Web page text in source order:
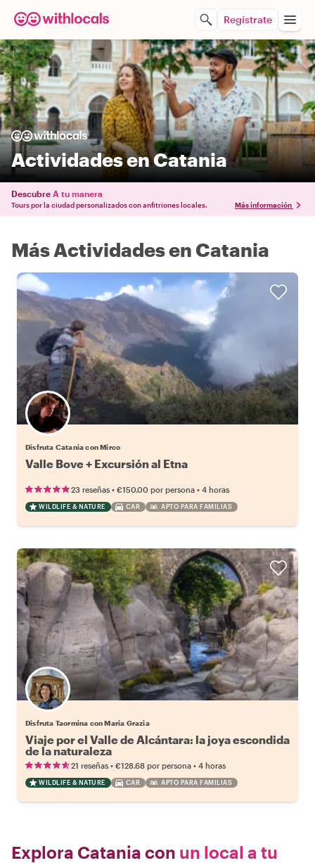
Regístrate
Actividades en Catania
Descubre A tu manera
Tours por la ciudad personalizados con anfitriones locales. Más información
Más Actividades en Catania
Disfruta Catania con Mirco
Valle Bove + Excursión al Etna
23 reseñas • €150.00 por persona • 4 horas
WILDLIFE & NATURE CAR APTO PARA FAMILIAS
Disfruta Taormina con Maria Grazia
Viaje por el Valle de Alcántara: la joya escondida
de la naturaleza
21 reseñas • €128.68 por persona • 4 horas
WILDLIFE & NATURE CAR APTO PARA FAMILIAS
Explora Catania con un local a tu